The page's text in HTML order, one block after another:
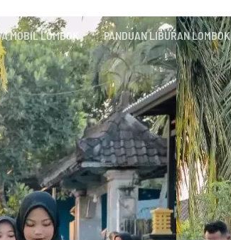
MOBIL LOMBOK PANDUAN LIBURAN LOMBOK